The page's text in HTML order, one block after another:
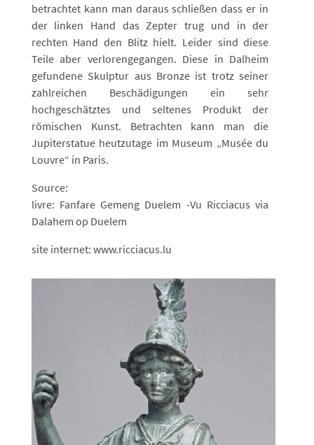
betrachtet kann man daraus schließen dass er in
der linken Hand das Zepter trug und in der
rechten Hand den Blitz hielt. Leider sind diese
Teile aber verlorengegangen. Diese in Dalheim
gefundene Skulptur aus Bronze ist trotz seiner
zahlreichen Beschädigungen ein sehr
hochgeschätztes und seltenes Produkt der
römischen Kunst. Betrachten kann man die
Jupiterstatue heutzutage im Museum „Musée du
Louvre“ in Paris.
Source:
livre: Fanfare Gemeng Duelem -Vu Ricciacus via
Dalahem op Duelem
site internet: www.ricciacus.lu